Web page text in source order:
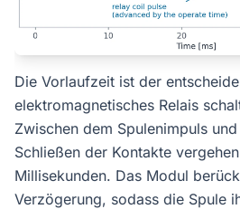
Die Vorlaufzeit ist der
elektromagnetisches Relais
Zwischen dem Spulenimpuls
Schließen der Kontakte
Millisekunden. Das Modul
Verzögerung, sodass die Spule